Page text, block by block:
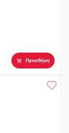
Προσθήκη